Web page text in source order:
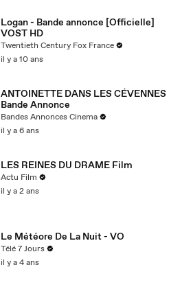
Logan - Bande annonce [Officielle]
VOST HD
Twentieth Century Fox France
il y a 10 ans
ANTOINETTE DANS LES CÉVENNES
Bande Annonce
Bandes Annonces Cinema
il y a 6 ans
LES REINES DU DRAME Film
Actu Film
il y a 2 ans
Le Météore De La Nuit - VO
Télé 7 Jours
il y a 4 ans